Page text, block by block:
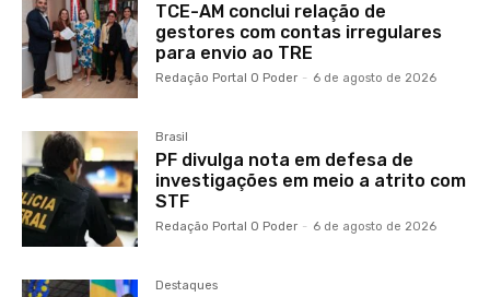
TCE-AM conclui relação de
gestores com contas irregulares
para envio ao TRE
Redação Portal O Poder - 6 de agosto de 2026
Brasil
PF divulga nota em defesa de
investigações em meio a atrito com
STF
Redação Portal O Poder - 6 de agosto de 2026
Destaques